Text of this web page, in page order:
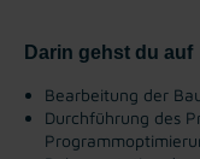
Darin gehst du auf
Bearbeitung der
Durchführung des